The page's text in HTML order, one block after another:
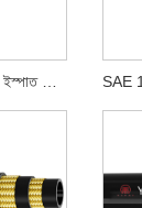
SAE 100R1AT ইস্পাত তারের বোনা রাবার পায়ের পাতার মোজাবিশেষ